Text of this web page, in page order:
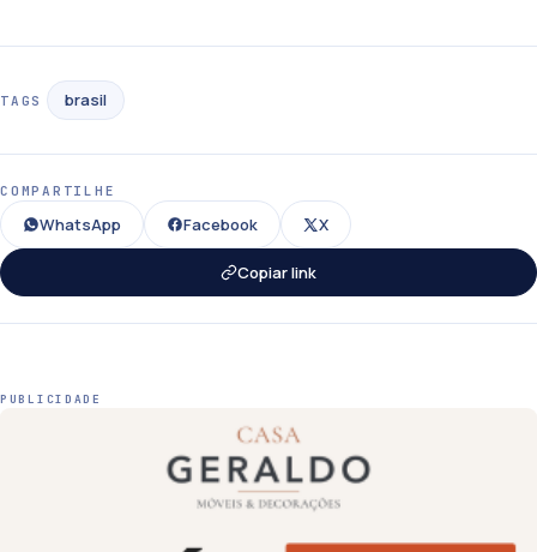
TAGS brasil
COMPARTILHE
WhatsApp Facebook X
Copiar link
PUBLICIDADE